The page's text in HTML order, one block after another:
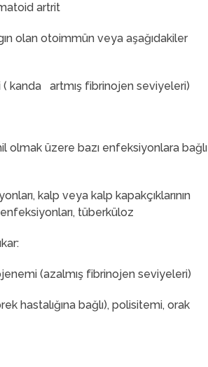
artrit
olan otoimmün veya aşağıdakiler
kanda artmış fibrinojen seviyeleri)
olmak üzere bazı enfeksiyonlara bağlı
kalp veya kalp kapakçıklarının
tüberküloz
(azalmış fibrinojen seviyeleri)
hastalığına bağlı), polisitemi, orak